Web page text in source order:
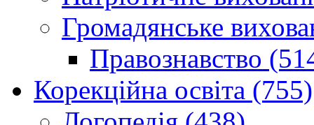
Громадянське
Правознавство
Корекційна освіта (755)